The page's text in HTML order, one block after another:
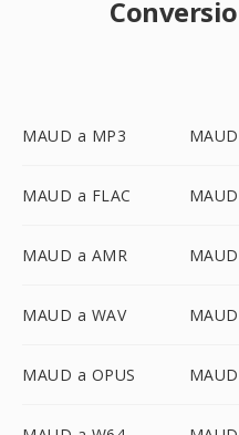
MAUD a MP3
MAUD a FLAC
MAUD a AMR
MAUD a WAV
MAUD a OPUS